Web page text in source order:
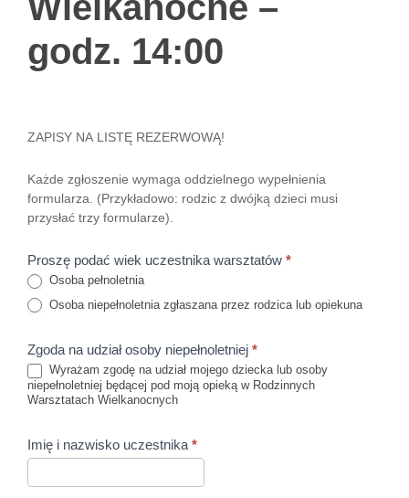
Wielkanocne
– godz.
14:00
godz. 14:00
ZAPISY NA LISTĘ REZERWOWĄ!
Każde zgłoszenie wymaga oddzielnego wypełnienia
formularza. (Przykładowo: rodzic z dwójką dzieci musi
przysłać trzy formularze).
Proszę podać wiek uczestnika warsztatów *
Osoba pełnoletnia
Osoba niepełnoletnia zgłaszana przez rodzica lub opiekuna
Zgoda na udział osoby niepełnoletniej *
Wyrażam zgodę na udział mojego dziecka lub osoby
niepełnoletniej będącej pod moją opieką w Rodzinnych
Warsztatach Wielkanocnych
Imię i nazwisko uczestnika *